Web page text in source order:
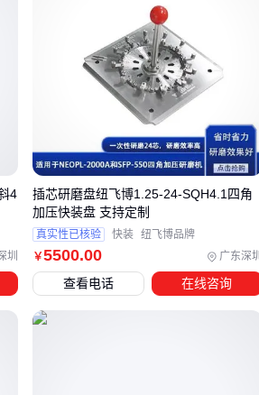
相关：视频监控等大流量业务需要更高
器数据传输则可能更关注稳定性而非峰
在电力系统等高温场
则是应对机械损伤的首选方案。
离通信，纤芯选择有哪些关键差
于匹配实际传输需求与环境条件。
纤芯直径和单一传输模式，在长距离通
减，而多模光纤纤芯
则因更大的纤芯
，更适合短距离、高带宽的数据中心内
圳
4
￥5500.00 广东深圳
插芯研磨盘纽飞博1.25-24-SQH4.1四角
加压快装盘 支持定制
真实性已核验 快装 纽飞博品牌
查看电话 在线咨询